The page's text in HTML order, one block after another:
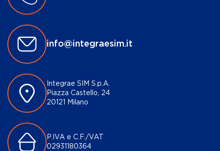
info@integraesim.it
Integrae SIM S.p.A.
Piazza Castello, 24
20121 Milano
P.IVA e C.F./VAT
02931180364